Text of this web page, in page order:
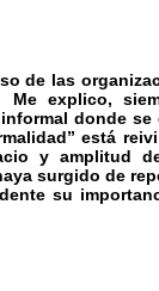
de las
Me explico,
donde se
está
y amplitud
surgido de
su